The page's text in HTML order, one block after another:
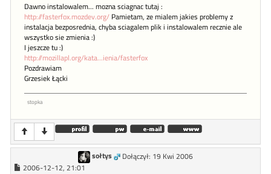
Dawno instalowalem... mozna sciagnac tutaj :
http://fasterfox.mozdev.org/ Pamietam, ze mialem jakies problemy z
instalacja bezposrednia, chyba sciagalem plik i instalowalem recznie ale
wszystko sie zmienia :)
I jeszcze tu :)
http://mozillapl.org/kata...ienia/fasterfox
Pozdrawiam
Grzesiek Łącki
stopka
sołtys
Dołączył: 19 Kwi 2006
2006-12-12, 21:01